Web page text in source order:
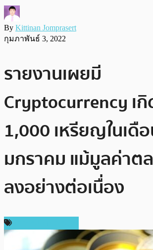
By Kittinan Jomprasert
กุมภาพันธ์ 3, 2022
รายงานเผยมี
Cryptocurrency เ
1,000 เหรียญในเดื
มกราคม แม้มูลค่าต
ลงอย่างต่อเนื่อง